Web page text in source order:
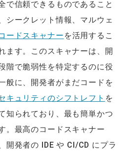
で信頼できるものであること
シークレット情報、マルウェ
ードスキャナー を活用するこ
ます。このスキャナーは、開
階で脆弱性を特定するのに役
般に、開発者がまだコードを
キュリティのシフトレフト を
知られており、最も簡単かつ
。最高のコードスキャナー
開発者の IDE や CI/CD にプラ